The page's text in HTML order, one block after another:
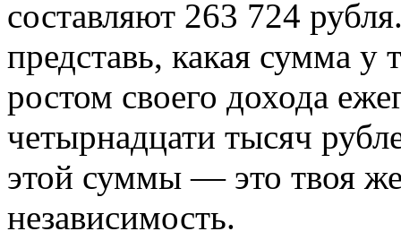
составляют 263 724
представь, какая сумма у
ростом своего дохода
четырнадцати тысяч
этой суммы — это твоя
независимость.